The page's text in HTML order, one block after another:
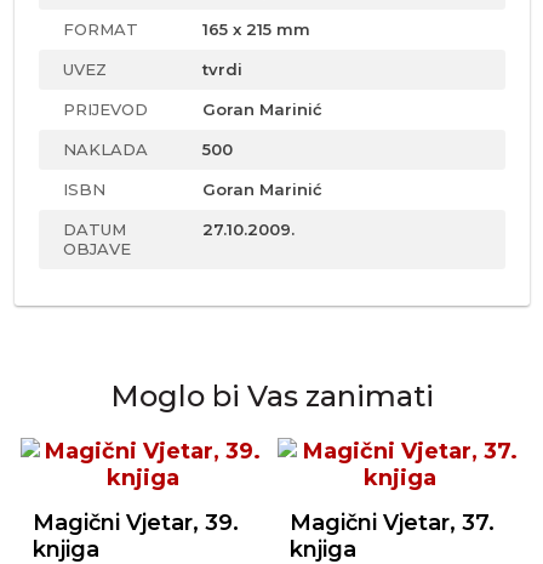
FORMAT 165 x 215 mm
UVEZ tvrdi
PRIJEVOD Goran Marinić
NAKLADA 500
ISBN Goran Marinić
DATUM
OBJAVE
27.10.2009.
Moglo bi Vas zanimati
Magični Vjetar, 39.
knjiga
Magični Vjetar, 37.
knjiga